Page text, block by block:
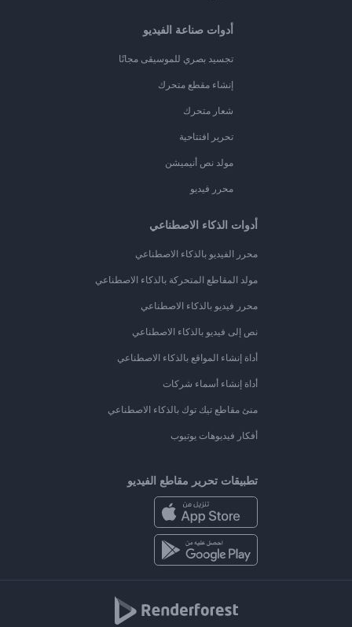
أدوات صناعة الفيديو
تجسيد بصري للموسيقى مجانًا
إنشاء مقطع متحرك
شعار متحرك
تحرير افتتاحية
مولد نص أنيميشن
محرر فيديو
أدوات الذكاء الاصطناعي
محرر الفيديو بالذكاء الاصطناعي
مولد المقاطع المتحركة بالذكاء الاصطناعي
محرر فيديو بالذكاء الاصطناعي
نص إلى فيديو بالذكاء الاصطناعي
أداة إنشاء المواقع بالذكاء الاصطناعي
أداة إنشاء أسماء شركات
منئ مقاطع تيك توك بالذكاء الاصطناعي
أفكار فيديوهات يوتيوب
تطبيقات تحرير مقاطع الفيديو